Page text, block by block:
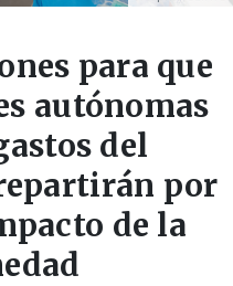
para que
autónomas
del
por
de la